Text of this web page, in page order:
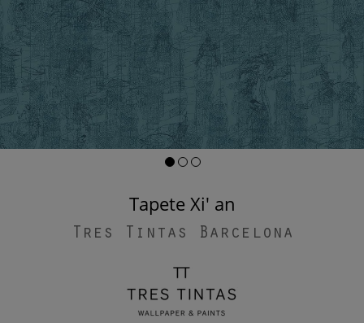
Tapete Xi' an
Tres Tintas Barcelona